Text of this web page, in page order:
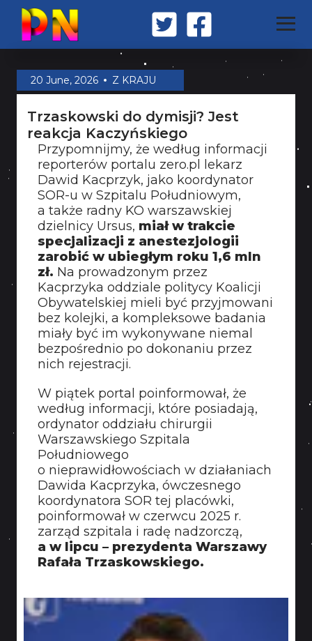
STRONA GŁÓWNA
Z KRAJU
ŚWIAT
MILITARIA
OPINIA
KONTAKT
20 June, 2026 Z KRAJU
Trzaskowski do dymisji? Jest
reakcja Kaczyńskiego
Przypomnijmy, że według informacji
reporterów portalu zero.pl lekarz
Dawid Kacprzyk, jako koordynator
SOR-u w Szpitalu Południowym,
a także radny KO warszawskiej
dzielnicy Ursus, miał w trakcie
specjalizacji z anestezjologii
zarobić w ubiegłym roku 1,6 mln
zł. Na prowadzonym przez
Kacprzyka oddziale politycy Koalicji
Obywatelskiej mieli być przyjmowani
bez kolejki, a kompleksowe badania
miały być im wykonywane niemal
bezpośrednio po dokonaniu przez
nich rejestracji.
W piątek portal poinformował, że
według informacji, które posiadają,
ordynator oddziału chirurgii
Warszawskiego Szpitala
Południowego
o nieprawidłowościach w działaniach
Dawida Kacprzyka, ówczesnego
koordynatora SOR tej placówki,
poinformował w czerwcu 2025 r.
zarząd szpitala i radę nadzorczą,
a w lipcu – prezydenta Warszawy
Rafała Trzaskowskiego.